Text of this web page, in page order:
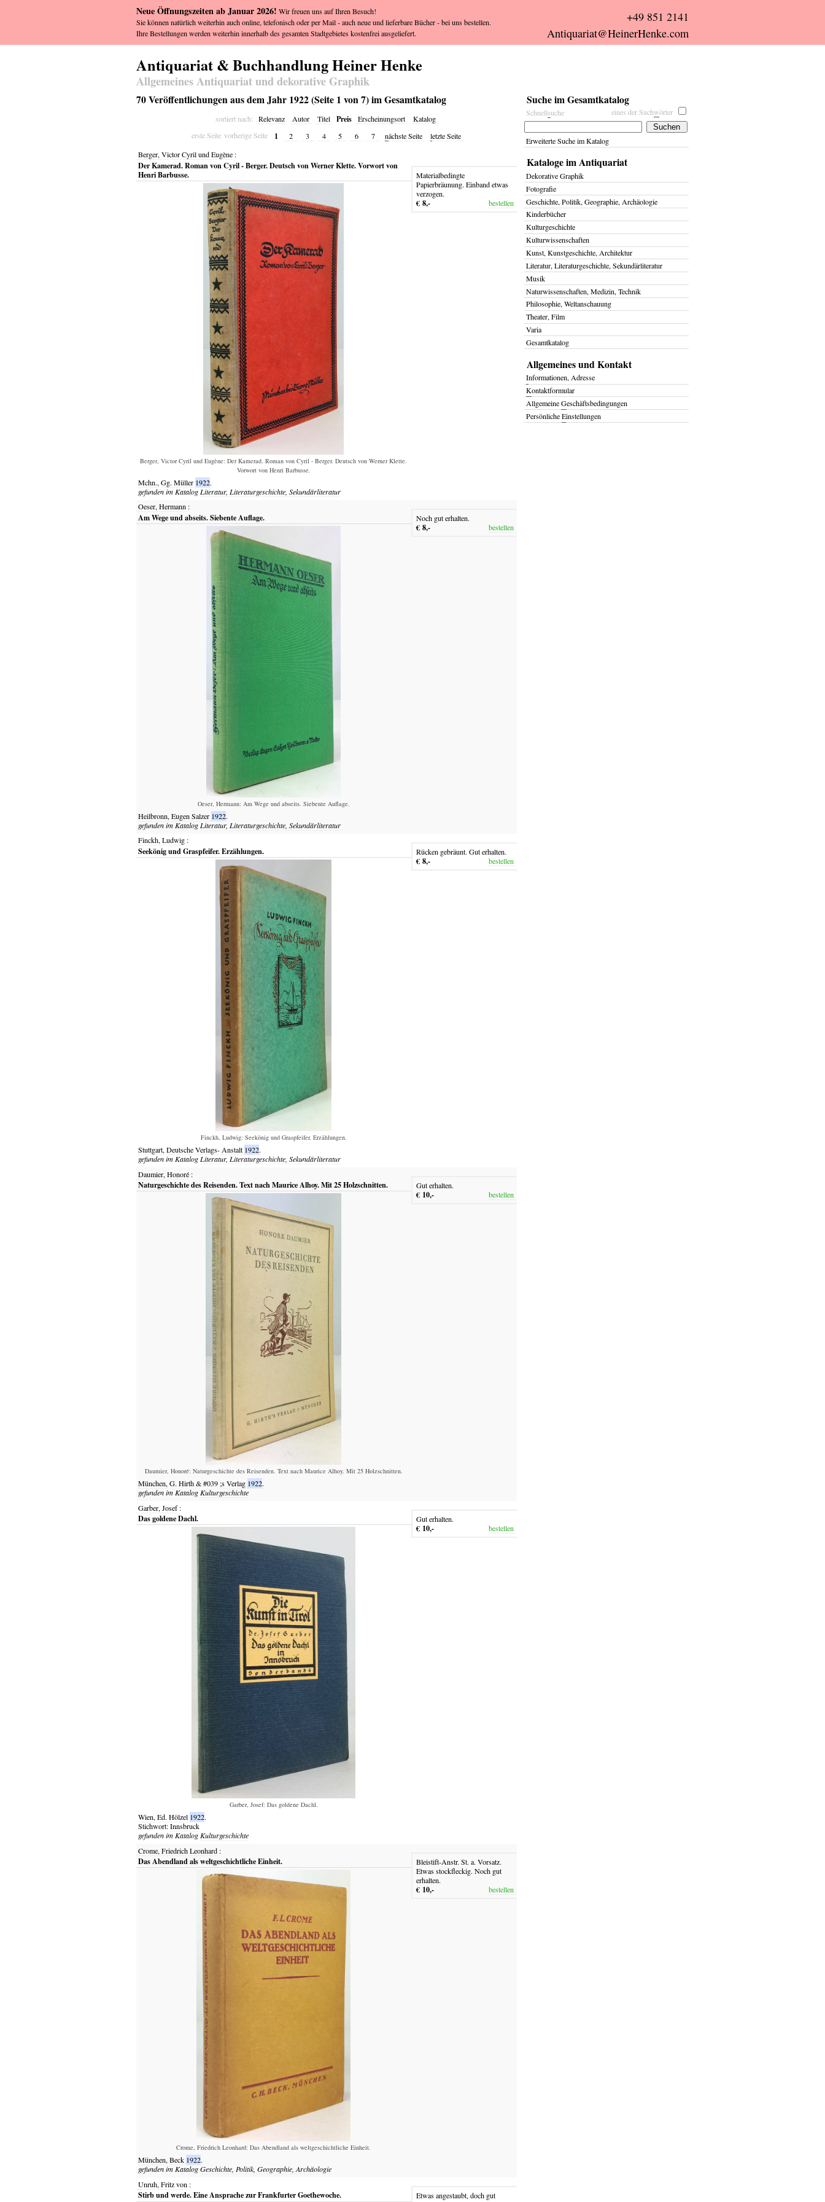
Antiquariat & Buchhandlung Heiner Henke
Allgemeines Antiquariat und dekorative Graphik
70 Veröffentlichungen aus dem Jahr 1922 (Seite 1 von 7) im Gesamtkatalog
sortiert nach: Relevanz Autor Titel Preis Erscheinungsort
Katalog
erste Seite vorherige Seite 1 2 3 4 5 6 7 nächste Seite letzte Seite
Berger, Victor Cyril und Eugène:
Der Kamerad. Roman von Cyril - Berger. Deutsch von Werner Klette. Vorwort von
Henri Barbusse.
Berger, Victor Cyril und Eugène: Der Kamerad. Roman von Cyril - Berger. Deutsch von Werner Klette.
Vorwort von Henri Barbusse.
Mchn., Gg. Müller 1922.
gefunden im Katalog Literatur, Literaturgeschichte, Sekundärliteratur
Materialbedingte
Papierbräunung. Einband etwas
verzogen.
€ 8,- bestellen
Oeser, Hermann:
Am Wege und abseits. Siebente Auflage.
Oeser, Hermann: Am Wege und abseits. Siebente Auflage.
Heilbronn, Eugen Salzer 1922.
gefunden im Katalog Literatur, Literaturgeschichte, Sekundärliteratur
Noch gut erhalten.
€ 8,- bestellen
Finckh, Ludwig:
Seekönig und Graspfeifer. Erzählungen.
Finckh, Ludwig: Seekönig und Graspfeifer. Erzählungen.
Stuttgart, Deutsche Verlags- Anstalt 1922.
gefunden im Katalog Literatur, Literaturgeschichte, Sekundärliteratur
Rücken gebräunt. Gut erhalten.
€ 8,- bestellen
Daumier, Honoré:
Naturgeschichte des Reisenden. Text nach Maurice Alhoy. Mit 25 Holzschnitten.
Daumier, Honoré: Naturgeschichte des Reisenden. Text nach Maurice Alhoy. Mit 25 Holzschnitten.
München, G. Hirth &#039 ;sVerlag 1922.
gefunden im Katalog Kulturgeschichte
Gut erhalten.
€ 10,- bestellen
Garber, Josef:
Das goldene Dachl.
Garber, Josef: Das goldene Dachl.
Wien, Ed. Hölzel 1922.
Stichwort:Innsbruck
gefunden im Katalog Kulturgeschichte
Gut erhalten.
€ 10,- bestellen
Crome, Friedrich Leonhard:
Das Abendland als weltgeschichtliche Einheit.
Crome, Friedrich Leonhard: Das Abendland als weltgeschichtliche Einheit.
München, Beck 1922.
gefunden im KatalogGeschichte, Politik, Geographie, Archäologie
Bleistift-Anstr. St. a. Vorsatz.
Etwas stockfleckig. Noch gut
erhalten.
€ 10,- bestellen
Unruh, Fritz von:
Stirb und werde. Eine Ansprache zur Frankfurter Goethewoche.
Etwas angestaubt, doch gut
Suche im Gesamtkatalog
eines der Suchwörter
Schnellsuche
Erweiterte Suche im Katalog
Kataloge im Antiquariat
Dekorative Graphik
Fotografie
Geschichte, Politik, Geographie, Archäologie
Kinderbücher
Kulturgeschichte
Kulturwissenschaften
Kunst, Kunstgeschichte, Architektur
Literatur, Literaturgeschichte, Sekundärliteratur
Musik
Naturwissenschaften, Medizin, Technik
Philosophie, Weltanschauung
Theater, Film
Varia
Gesamtkatalog
Allgemeines und Kontakt
Informationen, Adresse
Kontaktformular
AllgemeineGeschäftsbedingungen
PersönlicheEinstellungen
Neue Öffnungszeiten ab Januar 2026! Wir freuen uns auf Ihren Besuch!
Sie können natürlich weiterhin auch online, telefonisch oder per Mail - auch neue und lieferbare Bücher - bei uns bestellen.
Ihre Bestellungen werden weiterhin innerhalb des gesamten Stadtgebietes kostenfrei ausgeliefert.
+49 851 2141
Antiquariat@HeinerHenke.com